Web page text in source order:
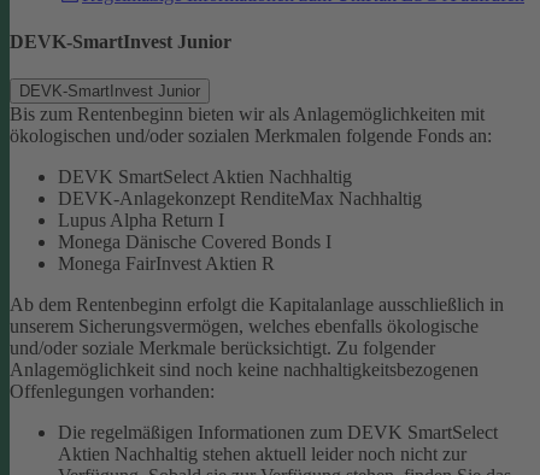
DEVK-SmartInvest Junior
DEVK-SmartInvest Junior
Bis zum Rentenbeginn bieten wir als Anlagemöglichkeiten mit
ökologischen und/oder sozialen Merkmalen folgende Fonds an:
DEVK SmartSelect Aktien Nachhaltig
DEVK-Anlagekonzept RenditeMax Nachhaltig
Lupus Alpha Return I
Monega Dänische Covered Bonds I
Monega FairInvest Aktien R
Ab dem Rentenbeginn erfolgt die Kapitalanlage ausschließlich in
unserem Sicherungsvermögen, welches ebenfalls ökologische
und/oder soziale Merkmale berücksichtigt. Zu folgender
Anlagemöglichkeit sind noch keine nachhaltigkeitsbezogenen
Offenlegungen vorhanden:
Die regelmäßigen Informationen zum DEVK SmartSelect
Aktien Nachhaltig stehen aktuell leider noch nicht zur